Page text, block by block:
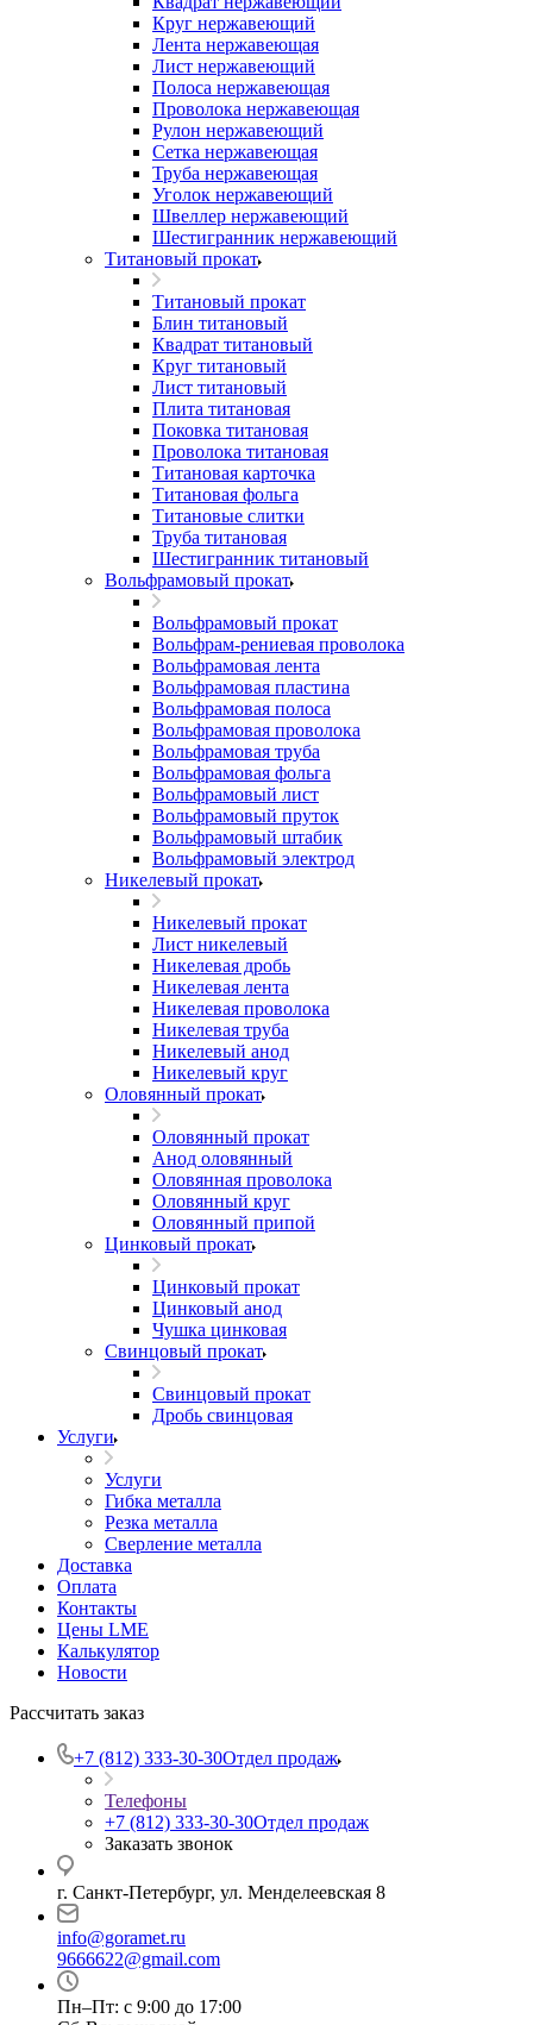
Круг нержавеющий
Лента нержавеющая
Лист нержавеющий
Полоса нержавеющая
Проволока нержавеющая
Рулон нержавеющий
Сетка нержавеющая
Труба нержавеющая
Уголок нержавеющий
Швеллер нержавеющий
Шестигранник нержавеющий
Титановый прокат
Титановый прокат
Блин титановый
Квадрат титановый
Круг титановый
Лист титановый
Плита титановая
Поковка титановая
Проволока титановая
Титановая карточка
Титановая фольга
Титановые слитки
Труба титановая
Шестигранник титановый
Вольфрамовый прокат
Вольфрамовый прокат
Вольфрам-рениевая проволока
Вольфрамовая лента
Вольфрамовая пластина
Вольфрамовая полоса
Вольфрамовая проволока
Вольфрамовая труба
Вольфрамовая фольга
Вольфрамовый лист
Вольфрамовый пруток
Вольфрамовый штабик
Вольфрамовый электрод
Никелевый прокат
Никелевый прокат
Лист никелевый
Никелевая дробь
Никелевая лента
Никелевая проволока
Никелевая труба
Никелевый анод
Никелевый круг
Оловянный прокат
Оловянный прокат
Анод оловянный
Оловянная проволока
Оловянный круг
Оловянный припой
Цинковый прокат
Цинковый прокат
Цинковый анод
Чушка цинковая
Свинцовый прокат
Свинцовый прокат
Дробь свинцовая
Услуги
Услуги
Гибка металла
Резка металла
Сверление металла
Доставка
Оплата
Контакты
Цены LME
Калькулятор
Новости
Рассчитать заказ
+7 (812) 333-30-30Отдел продаж
Телефоны
+7 (812) 333-30-30Отдел продаж
Заказать звонок
г. Санкт-Петербург, ул. Менделеевская 8
info@goramet.ru
9666622@gmail.com
Пн–Пт: с 9:00 до 17:00